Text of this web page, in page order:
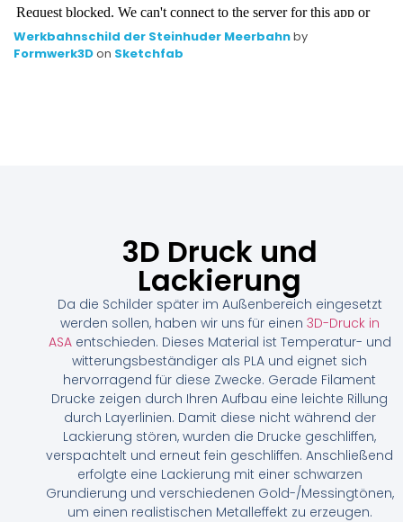
Werkbahnschild der Steinhuder Meerbahnby
Formwerk3Don Sketchfab
unbearbeiteter 3D Druck
3D Druck mit Spachtel vor dem schleifen
vorlackierte Schilder
3D Druck und
Lackierung
Da die Schilder später im Außenbereich eingesetzt
werden sollen, haben wir uns für einen 3D-Druck in
ASAentschieden. Dieses Material ist Temperatur- und
witterungsbeständiger als PLA und eignet sich
hervorragend für diese Zwecke. Gerade Filament
Drucke zeigen durch Ihren Aufbau eine leichte Rillung
durch Layerlinien. Damit diese nicht während der
Lackierung stören, wurden die Drucke geschliffen,
verspachtelt und erneut fein geschliffen. Anschließend
erfolgte eine Lackierung mit einer schwarzen
Grundierung und verschiedenen Gold-/Messingtönen,
um einen realistischen Metalleffekt zu erzeugen.